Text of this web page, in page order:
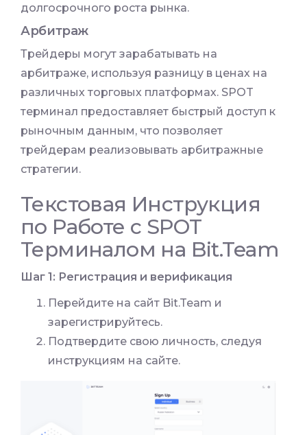
долгосрочного роста рынка.
Арбитраж
Трейдеры могут зарабатывать на
арбитраже, используя разницу в ценах на
различных торговых платформах. SPOT
терминал предоставляет быстрый доступ к
рыночным данным, что позволяет
трейдерам реализовывать арбитражные
стратегии.
Текстовая Инструкция
по Работе с SPOT
Терминалом на Bit.Team
Шаг 1: Регистрация и верификация
Перейдите на сайт Bit.Team и
зарегистрируйтесь.
Подтвердите свою личность, следуя
инструкциям на сайте.